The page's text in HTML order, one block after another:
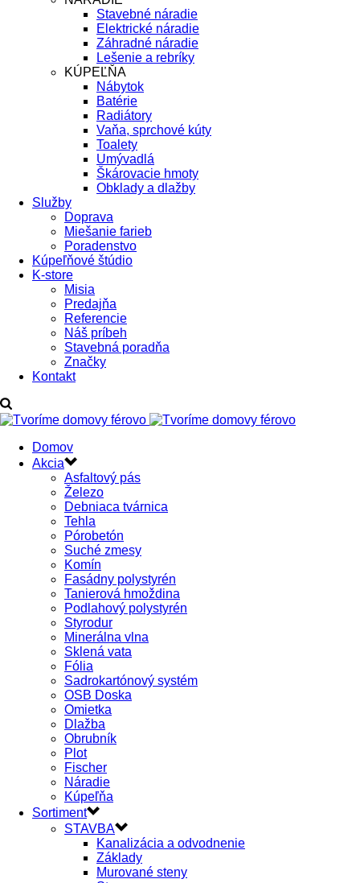
Stavebné náradie
Elektrické náradie
Záhradné náradie
Lešenie a rebríky
KÚPEĽŇA
Nábytok
Batérie
Radiátory
Vaňa, sprchové kúty
Toalety
Umývadlá
Škárovacie hmoty
Obklady a dlažby
Služby
Doprava
Miešanie farieb
Poradenstvo
Kúpeľňové štúdio
K-store
Misia
Predajňa
Referencie
Náš príbeh
Stavebná poradňa
Značky
Kontakt
Domov
Akcia
Asfaltový pás
Železo
Debniaca tvárnica
Tehla
Pórobetón
Suché zmesy
Komín
Fasádny polystyrén
Tanierová hmoždina
Podlahový polystyrén
Styrodur
Minerálna vlna
Sklená vata
Fólia
Sadrokartónový systém
OSB Doska
Omietka
Dlažba
Obrubník
Plot
Fischer
Náradie
Kúpeľňa
Sortiment
STAVBA
Kanalizácia a odvodnenie
Základy
Murované steny